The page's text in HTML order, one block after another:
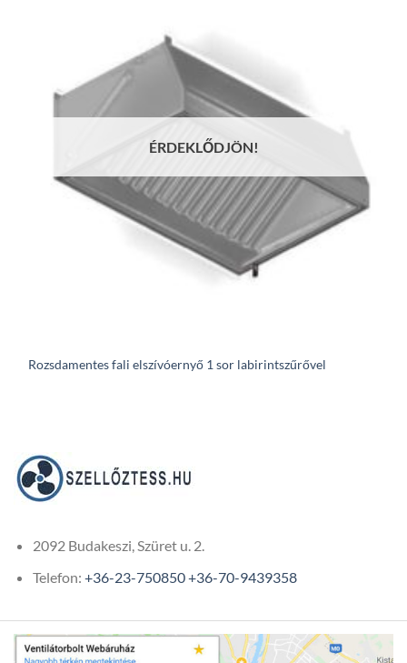
ÉRDEKLŐDJÖN!
Rozsdamentes fali elszívóernyő 1 sor labirintszűrővel
2092 Budakeszi, Szüret u. 2.
Telefon: +36-23-750850+36-70-9439358